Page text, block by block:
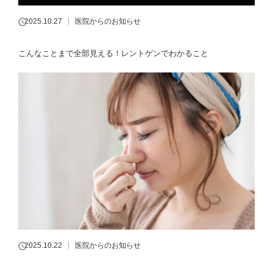
2025.10.27 医院からのお知らせ
こんなことまで全部見える！レントゲンでわかること
2025.10.22 医院からのお知らせ